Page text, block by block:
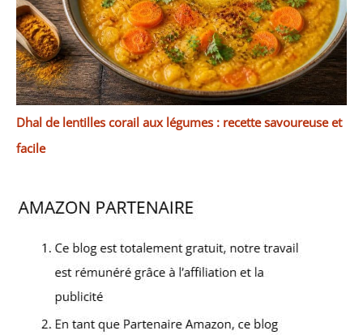
Dhal de lentilles corail aux légumes : recette savoureuse et
facile